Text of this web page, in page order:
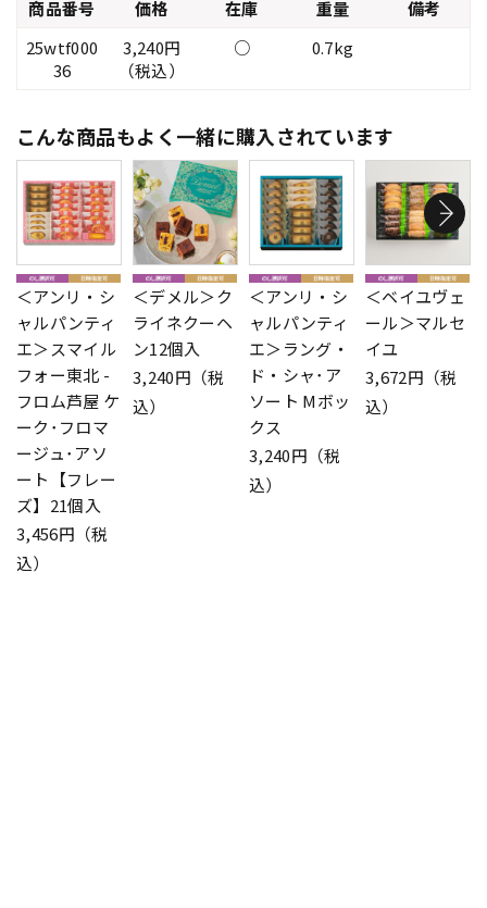
商品番号 価格 在庫 重量
備考
25wtf000
36
3,240円
（税込）
○ 0.7kg
こんな商品もよく一緒に購入されています
＜アンリ・シ
ャルパンティ
エ＞スマイル
フォー東北 -
フロム芦屋 ケ
ーク･フロマ
ージュ･アソ
ート【フレー
ズ】21個入
3,456円（税
込）
＜デメル＞ク
ライネクーヘ
ン12個入
3,240円（税
込）
＜アンリ・シ
ャルパンティ
エ＞ラング・
ド・シャ･ア
ソート Mボッ
クス
3,240円（税
込）
＜ベイユヴェ
ール＞マルセ
イユ
3,672円（税
込）